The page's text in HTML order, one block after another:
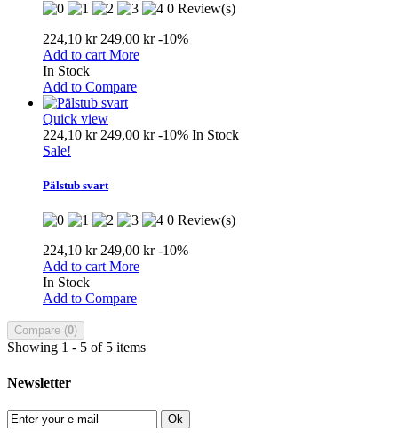
0 Review(s)
224,10 kr 249,00 kr-10%
Add to cart More
In Stock
Add to Compare
Quick view
224,10 kr 249,00 kr-10% In Stock
Sale!
Pälstub svart
0 Review(s)
224,10 kr 249,00 kr-10%
Add to cart More
In Stock
Add to Compare
Compare (0)
Showing 1 - 5 of 5 items
Newsletter
Ok